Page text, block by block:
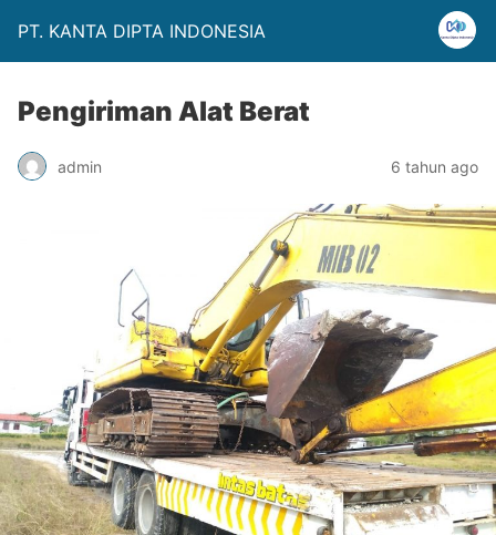
PT. KANTA DIPTA INDONESIA
Pengiriman Alat Berat
admin 6 tahun ago